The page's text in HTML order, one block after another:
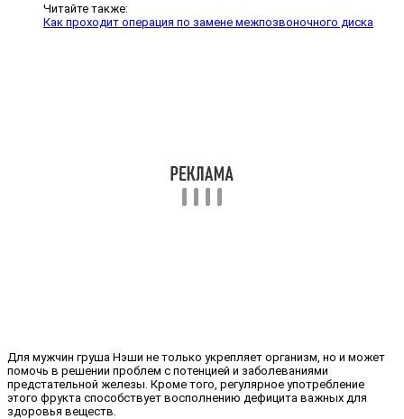
Читайте также:
Как проходит операция по замене межпозвоночного диска
Для мужчин груша Нэши не только укрепляет организм, но и может
помочь в решении проблем с потенцией и заболеваниями
предстательной железы. Кроме того, регулярное употребление
этого фрукта способствует восполнению дефицита важных для
здоровья веществ.